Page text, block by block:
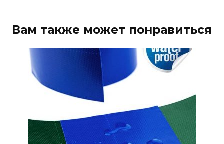
Вам также может понравиться